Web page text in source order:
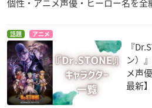
個性・アニメ声優・ヒーロー名を全
話題 アニメ
『
ン）
メ声
最新】